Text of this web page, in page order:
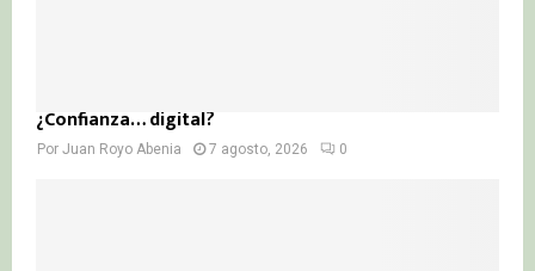
¿Confianza… digital?
Por Juan Royo Abenia 7 agosto, 2026 0